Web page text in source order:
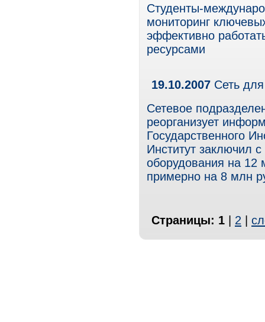
Студенты-
мониторинг
эффективно
ресурсами
19.10.2007 Сеть
Сетевое
реорганизует
Государственного
Институт заключил с
оборудования на 12
примерно на 8 млн
Страницы: 1 2